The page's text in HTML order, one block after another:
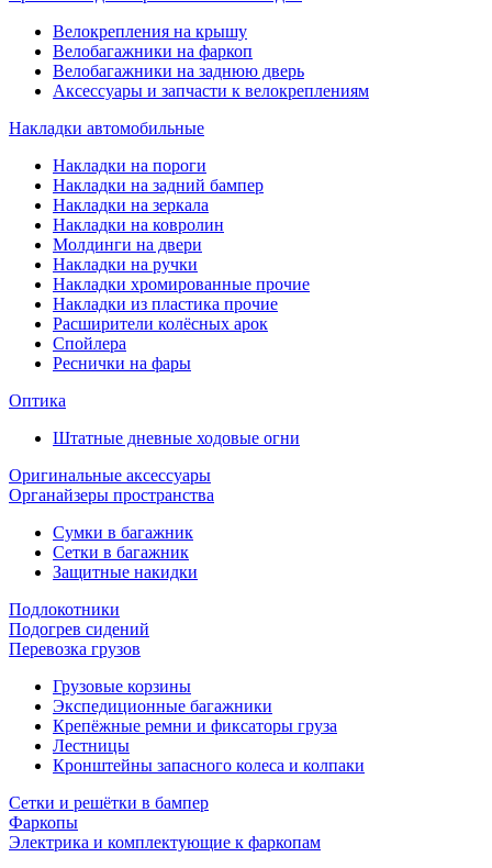
Велокрепления на крышу
Велобагажники на фаркоп
Велобагажники на заднюю дверь
Аксессуары и запчасти к велокреплениям
Накладки автомобильные
Накладки на пороги
Накладки на задний бампер
Накладки на зеркала
Накладки на ковролин
Молдинги на двери
Накладки на ручки
Накладки хромированные прочие
Накладки из пластика прочие
Расширители колёсных арок
Спойлера
Реснички на фары
Оптика
Штатные дневные ходовые огни
Оригинальные аксессуары
Органайзеры пространства
Сумки в багажник
Сетки в багажник
Защитные накидки
Подлокотники
Подогрев сидений
Перевозка грузов
Грузовые корзины
Экспедиционные багажники
Крепёжные ремни и фиксаторы груза
Лестницы
Кронштейны запасного колеса и колпаки
Сетки и решётки в бампер
Фаркопы
Электрика и комплектующие к фаркопам